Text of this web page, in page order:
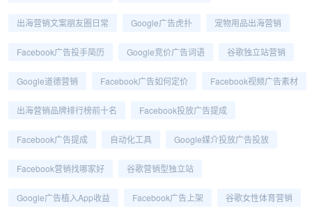
出海营销文案朋友圈日常 Google广告虎扑 宠物用品出海营销
Facebook广告投手简历 Google竞价广告词语 谷歌独立站营销
Google道德营销 Facebook广告如何定价 Facebook视频广告素材
出海营销品牌排行榜前十名 Facebook投放广告提成
Facebook广告提成 自动化工具 Google媒介投放广告投放
Facebook营销找哪家好 谷歌营销型独立站
Google广告植入app收益 Facebook广告上架 谷歌女性体育营销